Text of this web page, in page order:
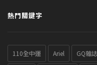
熱門關鍵字
110全中運 Ariel GQ雜誌